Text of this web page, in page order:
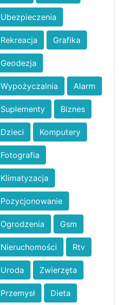
Ubezpieczenia
Rekreacja Grafika
Geodezja
Wypożyczalnia Alarm
Suplementy Biznes
Dzieci Komputery
Fotografia
Klimatyzacja
Pozycjonowanie
Ogrodzenia Gsm
Nieruchomości Rtv
Uroda Zwierzęta
Przemysł Dieta